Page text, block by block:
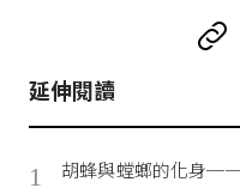
延伸閱讀
1 胡蜂與螳螂的化身